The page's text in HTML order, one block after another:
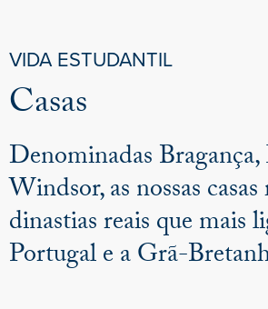
VIDA ESTUDANTIL
Casas
Denominadas
Windsor, as nossas
dinastias reais que mais
Portugal e a Grã-